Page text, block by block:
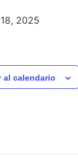
2025
al calendario